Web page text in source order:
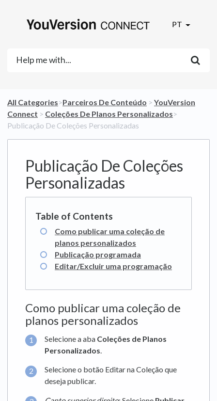
PT
All Categories​>​​Parceiros De Conteúdo ​ > ​ ​YouVersion
Connect ​ > ​ ​Coleções De Planos Personalizados​>​
Publicação De Coleções Personalizadas
Publicação De Coleções
Personalizadas
Como publicar uma coleção de
planos personalizados
Publicação programada
Editar/Excluir uma programação
Como publicar uma coleção de
planos personalizados
Selecione a aba Coleções de Planos
Personalizados.
Selecione o botão Editar na Coleção que
deseja publicar.